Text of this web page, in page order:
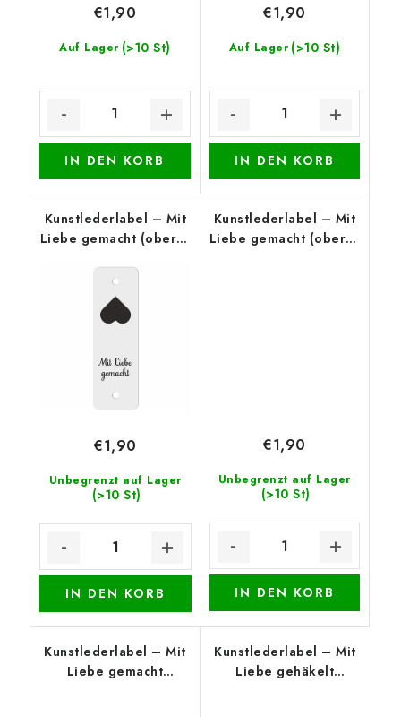
Auf Lager (>10 St)
€1,90
IN DEN KORB
Auf Lager (>10 St)
€1,90
IN DEN KORB
Kunstlederlabel – Mit
Liebe gemacht (oberer
Unbegrenzt auf Lager
(>10 St)
€1,90
IN DEN KORB
Kunstlederlabel – Mit
Liebe gemacht (oberer
Unbegrenzt auf Lager
(>10 St)
€1,90
IN DEN KORB
Kunstlederlabel – Mit
Liebe gemacht
Kunstlederlabel – Mit
Liebe gehäkelt